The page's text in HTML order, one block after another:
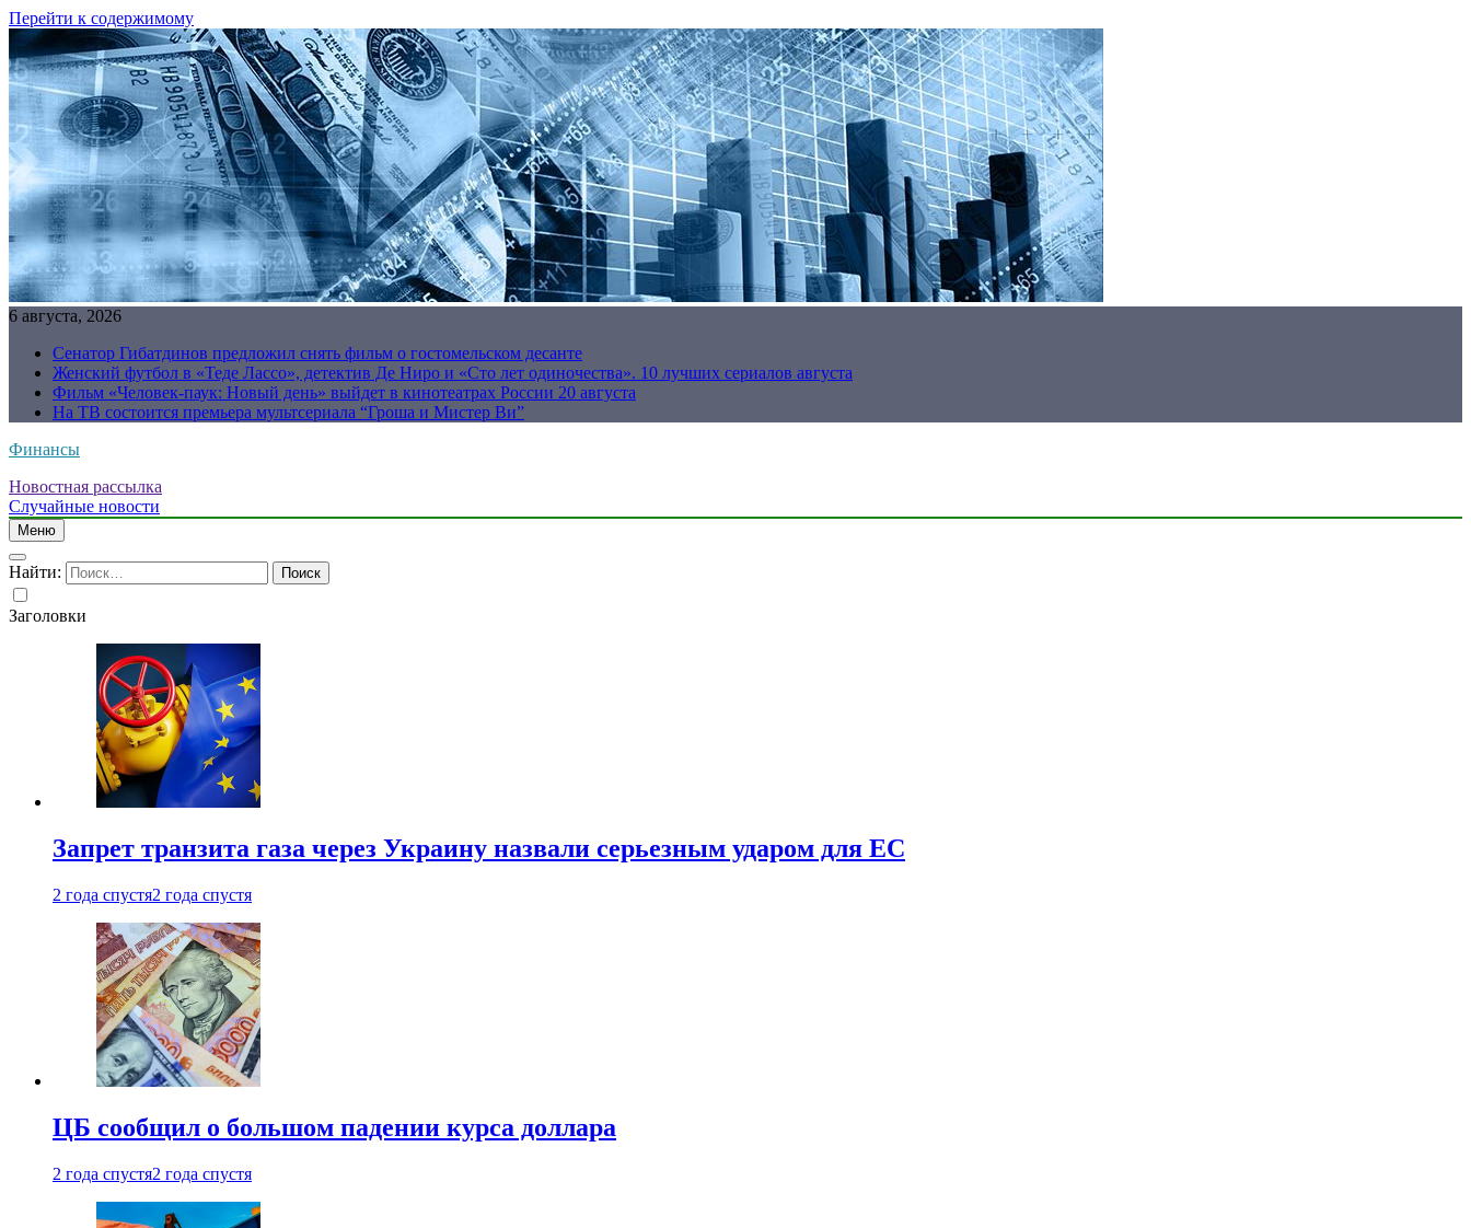
Перейти к содержимому
6 августа, 2026
Сенатор Гибатдинов предложил снять фильм о гостомельском десанте
Женский футбол в «Теде Лассо», детектив Де Ниро и «Сто лет одиночества». 10 лучших сериалов августа
Фильм «Человек-паук: Новый день» выйдет в кинотеатрах России 20 августа
На ТВ состоится премьера мультсериала “Гроша и Мистер Ви”
Финансы
Новостная рассылка
Случайные новости
Меню
Найти:
Заголовки
Запрет транзита газа через Украину назвали серьезным ударом для ЕС
2 года спустя2 года спустя
ЦБ сообщил о большом падении курса доллара
2 года спустя2 года спустя